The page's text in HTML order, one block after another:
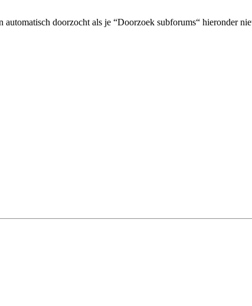
doorzocht als je “Doorzoek subforums“ hieronder